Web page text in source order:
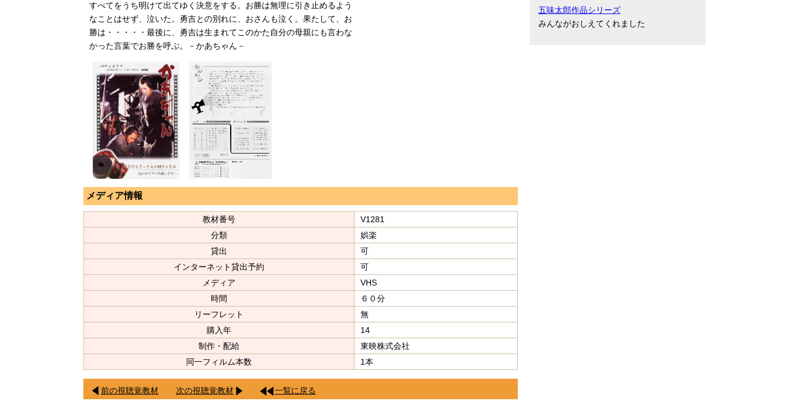
すべてをうち明けて出てゆく決意をする。お勝は無理に引き止めるよう
なことはせず、泣いた。勇吉との別れに、おさんも泣く。果たして、お
勝は・・・・・最後に、勇吉は生まれてこのかた自分の母親にも言わな
かった言葉でお勝を呼ぶ。－かあちゃん－
メディア情報
教材番号
V1281
分類
娯楽
貸出
可
インターネット貸出予約
可
メディア
VHS
時間
６０分
リーフレット
無
購入年
14
制作・配給
東映株式会社
同一フィルム本数
1本
前の視聴覚教材 次の視聴覚教材 一覧に戻る
五味太郎作品シリーズ
みんながおしえてくれました